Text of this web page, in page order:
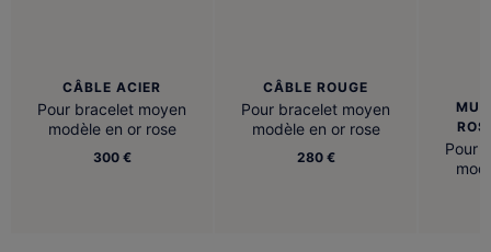
CÂBLE ACIER
Pour bracelet moyen
modèle en or rose
300 €
CÂBLE ROUGE
Pour bracelet moyen
modèle en or rose
280 €
Pour